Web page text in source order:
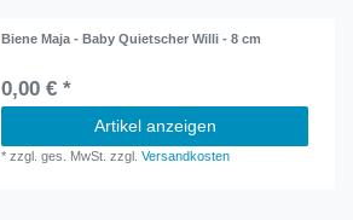
Biene Maja - Baby Quietscher Willi - 8 cm
0,00 € *
Artikel anzeigen
*zzgl. ges. MwSt. zzgl.Versandkosten